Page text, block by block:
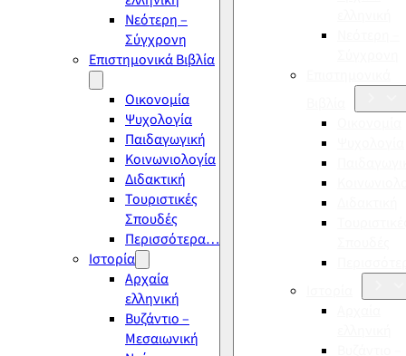
Νεότερη –
Σύγχρονη
Επιστημονικά Βιβλία
Οικονομία
Ψυχολογία
Παιδαγωγική
Κοινωνιολογία
Διδακτική
Τουριστικές
Σπουδές
Περισσότερα…
Ιστορία
Αρχαία
ελληνική
Βυζάντιο –
Μεσαιωνική